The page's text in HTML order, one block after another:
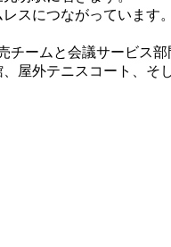
スにつながっていま
ームと会議サービス
屋外テニスコート、そ